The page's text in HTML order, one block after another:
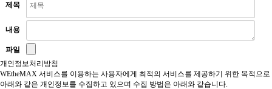
제목
내용
파일
개인정보처리방침
WEtheMAX 서비스를 이용하는 사용자에게 최적의 서비스를 제공하기 위한 목적으로
아래와 같은 개인정보를 수집하고 있으며 수집 방법은 아래와 같습니다.